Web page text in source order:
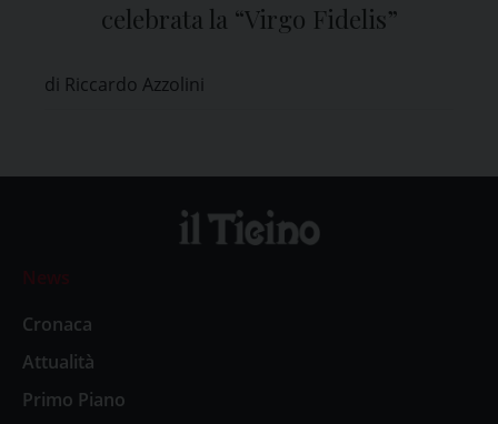
celebrata la “Virgo Fidelis”
di Riccardo Azzolini
News
Cronaca
Attualità
Primo Piano